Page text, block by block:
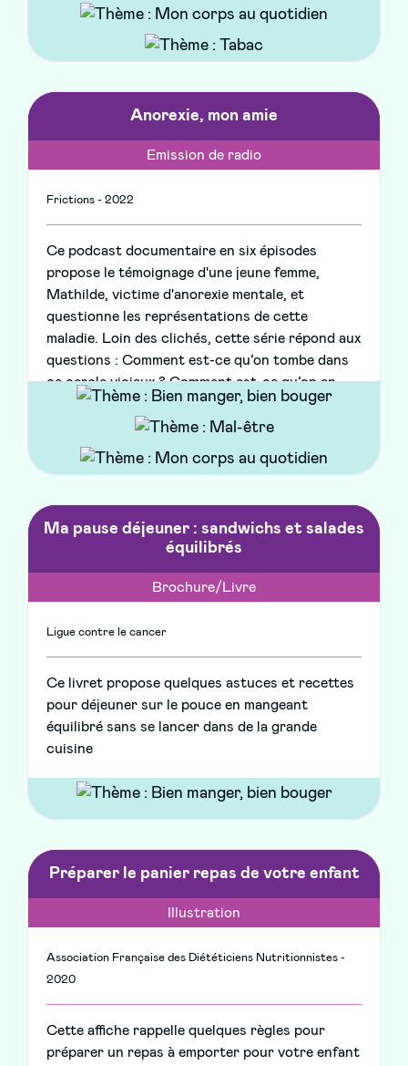
Anorexie, mon amie
Emission de radio
Frictions - 2022
Ce podcast documentaire en six épisodes
propose le témoignage d'une jeune femme,
Mathilde, victime d'anorexie mentale, et
questionne les représentations de cette
maladie. Loin des clichés, cette série répond aux
questions : Comment est-ce qu’on tombe dans
ce cercle vicieux ? Comment est-ce qu’on en
sort ?
Ma pause déjeuner : sandwichs et salades
équilibrés
Brochure/Livre
Ligue contre le cancer
Ce livret propose quelques astuces et recettes
pour déjeuner sur le pouce en mangeant
équilibré sans se lancer dans de la grande
cuisine
Préparer le panier repas de votre enfant
Illustration
Association Française des Diététiciens Nutritionnistes -
2020
Cette affiche rappelle quelques règles pour
préparer un repas à emporter pour votre enfant